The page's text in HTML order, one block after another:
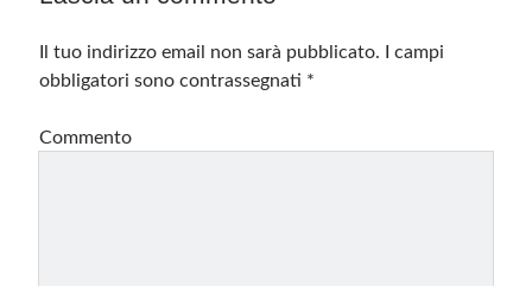
Il tuo indirizzo email non sarà pubblicato.
I campi
obbligatori sono contrassegnati *
Commento